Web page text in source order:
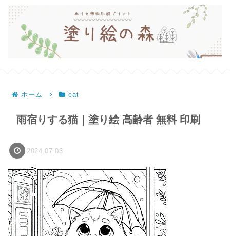
ホーム cat
雨宿りする猫｜塗り絵 高齢者 無料 印刷
2024.07.03